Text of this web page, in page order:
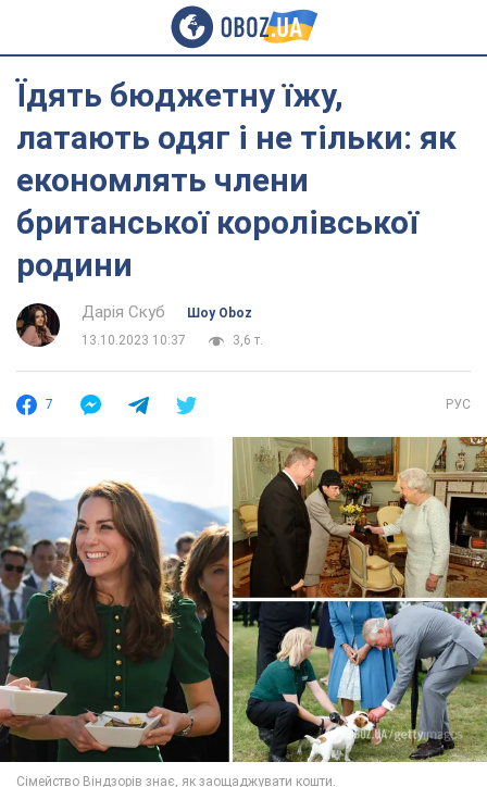
Їдять бюджетну їжу,
латають одяг і не тільки: як
економлять члени
британської королівської
родини
Дарія Скуб
Шоу Oboz
13.10.2023 10:37
3,6 т.
7 РУС